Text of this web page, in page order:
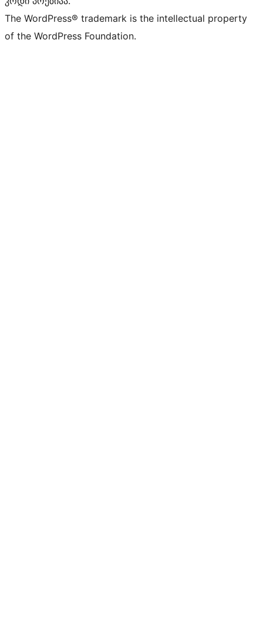
The WordPress® trademark is the intellectual property
of the WordPress Foundation.